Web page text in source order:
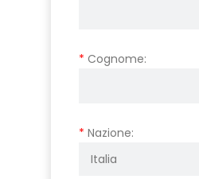
* Cognome:
* Nazione: